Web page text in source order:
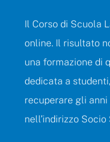
Il Corso di Scuola
online. Il risultato
una formazione di
dedicata a
recuperare gli
nell’indirizzo